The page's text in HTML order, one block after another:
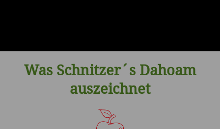
Was Schnitzer´s Dahoam
auszeichnet